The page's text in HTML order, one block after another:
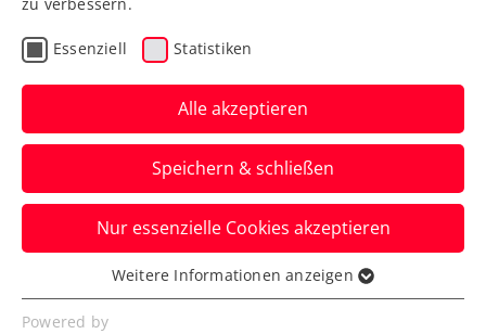
Turniere
Erste Bank Open 2 Go:
Gratis-Eintritt beim
Training der Stars
Zudem gibt es ein Zweistundenticket um
zehn Euro für die Partien am zweiten
Matchcourt beim ATP-Turnier in Wien.
Verfasst von: Presseaussendung / Redaktion, 20.09.2023
Essenziell Statistiken
Alle akzeptieren
Speichern & schließen
Nur essenzielle Cookies akzeptieren
Essenziell
Essenzielle Cookies werden für grundlegende
Weitere Informationen anzeigen
Powered by